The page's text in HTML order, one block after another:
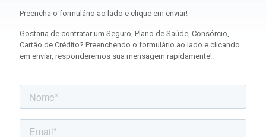
Preencha o formulário ao lado e clique em enviar!
Gostaria de contratar um Seguro, Plano de Saúde, Consórcio,
Cartão de Crédito? Preenchendo o formulário ao lado e clicando
em enviar, responderemos sua mensagem rapidamente!.